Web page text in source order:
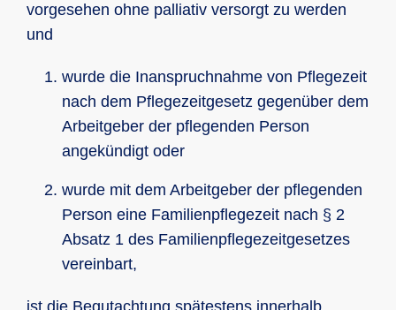
vorgesehen ohne palliativ versorgt zu werden
und
wurde die Inanspruchnahme von Pflegezeit
nach dem Pflegezeitgesetz gegenüber dem
Arbeitgeber der pflegenden Person
angekündigt oder
wurde mit dem Arbeitgeber der pflegenden
Person eine Familienpflegezeit nach § 2
Absatz 1 des Familienpflegezeitgesetzes
vereinbart,
ist die Begutachtung spätestens innerhalb